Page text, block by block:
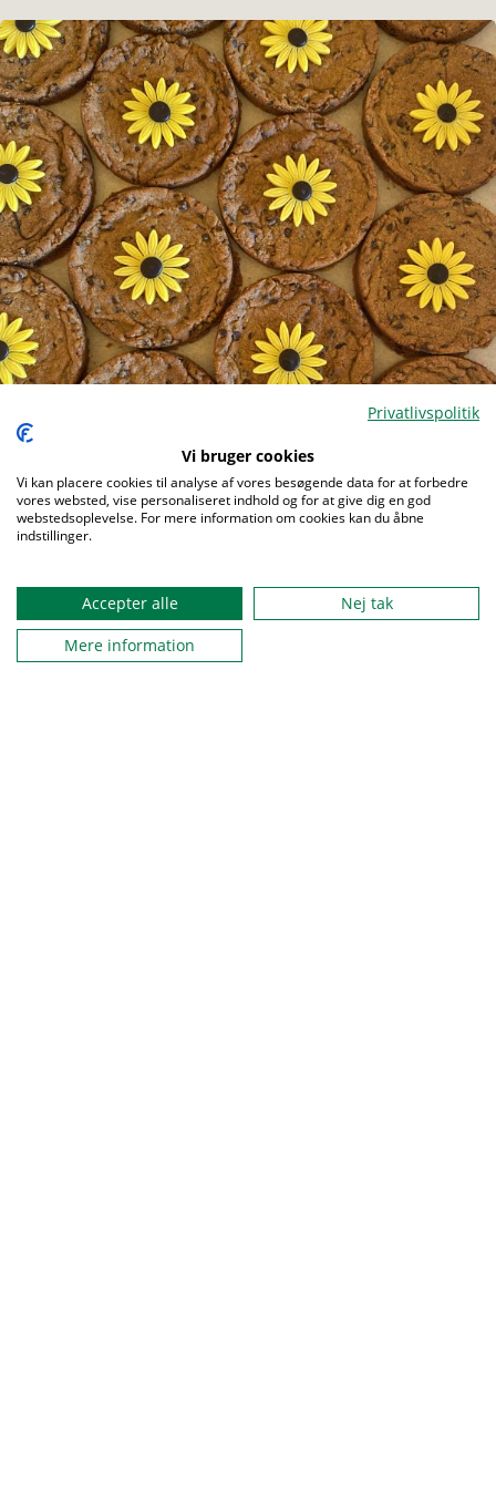
Spejderne er en del af solsikkeprogrammet
inklusion med fejringen af, at Spejderne er trådt ind i
Solsikkeprogrammet.
Privatlivspolitik
Vi bruger cookies
Vi kan placere cookies til analyse af vores besøgende data for at forbedre
vores websted, vise personaliseret indhold og for at give dig en god
webstedsoplevelse. For mere information om cookies kan du åbne
indstillinger.
Accepter alle
Nej tak
Mere information